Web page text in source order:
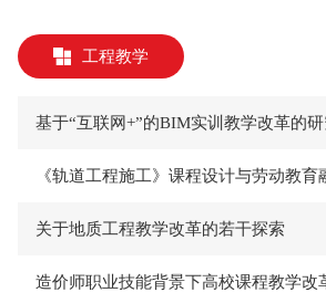
工程教学
基于“互联网+”的BIM实训教学改革的
《轨道工程施工》课程设计与劳动教育
关于地质工程教学改革的若干探索
造价师职业技能背景下高校课程教学改